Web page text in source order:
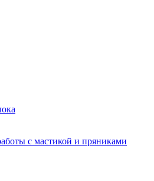
с мастикой и пряниками